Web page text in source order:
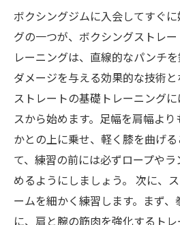
レートを極めよう
ボクシングジムに入会してすぐ
グの一つが、ボクシングストレ
レーニングは、直線的なパンチ
ダメージを与える効果的な技術
ストレートの基礎トレーニング
スから始めます。足幅を肩幅よ
かとの上に乗せ、軽く膝を曲げ
て、練習の前には必ずロープや
めるようにしましょう。 次に、
ームを細かく練習します。まず
に、肩と腕の筋肉を強化するトレ